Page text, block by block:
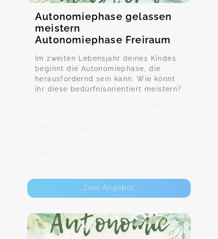
Autonomiephase gelassen
meistern
Autonomiephase Freiraum
Im zweiten Lebensjahr deines Kindes
beginnt die Autonomiephase, die
herausfordernd sein kann. Wie könnt
ihr diese bedürfnisorientiert meistern?
Waldenburgerstraße 1, 76846
Hauenstein
Dienstag, 08.09., 15:30 - 17:30
Ab 40,00 €
Max. 10 TeilnehmerInnen
Zum Angebot